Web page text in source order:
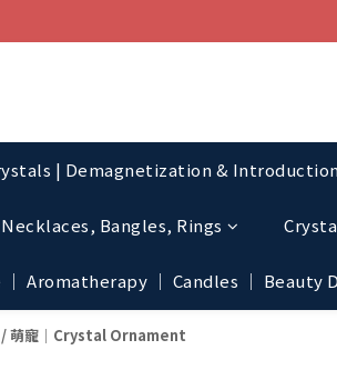
點我
| Demagnetization &
Bangles, Rings
│ Aromatherapy │ Candles │ Beauty
/萌寵│Crystal Ornament